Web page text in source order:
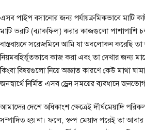
এসব পাইপ বসানোর জন্য পর্যায়ক্রমিকভাবে মাটি
মাটি ভরাট (ব্যাকফিল) করার কাজগুলো
বাস্তবায়নে সরেজমিনে আমি যা অবলোকন করেছি তা
নিয়মবহির্ভূতভাবে কাজ করা এবং তা দেখার জন্য
কিংবা বিষয়গুলো নিয়ে অজ্ঞাত কারণে কেউ মাথা
জনস্বার্থে নির্মিত এসব ড্রেন সময়ের ব্যবধানে
আমাদের দেশে অধিকাংশ ক্ষেত্রেই দীর্ঘমেয়াদি
সম্পাদিত হয় না। ফলে, স্বল্প মেয়াদ পরেই তা আবার